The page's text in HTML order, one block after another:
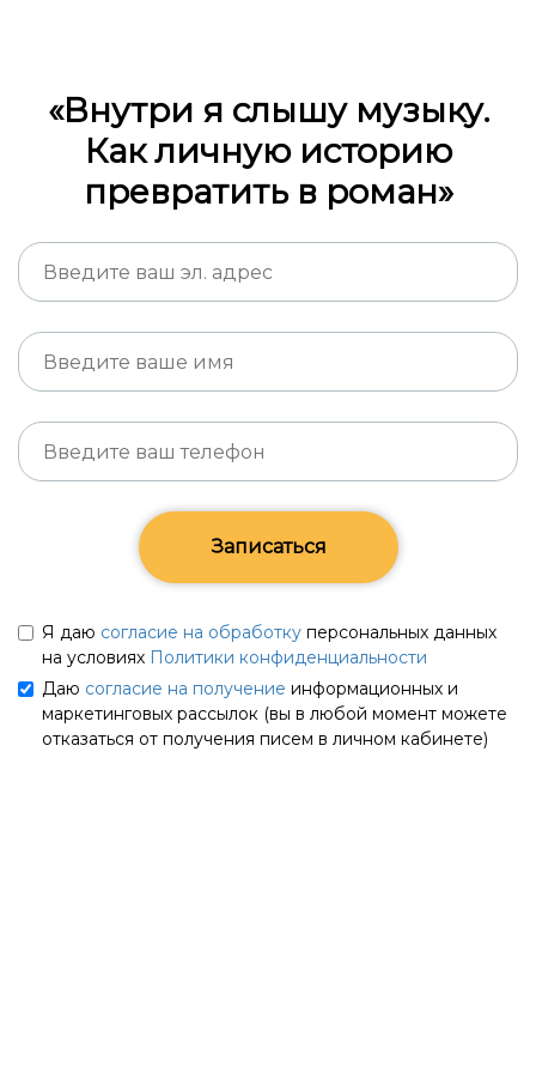
«Внутри я слышу музыку.
Как личную историю
превратить в роман»
Записаться
Я даю согласие на обработку персональных данных
на условиях Политики конфиденциальности
Даю согласие на получение информационных и
маркетинговых рассылок (вы в любой момент можете
отказаться от получения писем в личном кабинете)